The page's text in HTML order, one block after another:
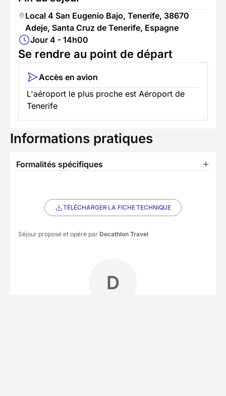
Local 4 San Eugenio Bajo, Tenerife, 38670
Adeje, Santa Cruz de Tenerife, Espagne
Jour 4 - 14h00
Se rendre au point de départ
Accès en avion
L'aéroport le plus proche est Aéroport de
Tenerife
Informations pratiques
Formalités spécifiques
TÉLÉCHARGER LA FICHE TECHNIQUE
Séjour proposé et opéré par Decathlon Travel
D